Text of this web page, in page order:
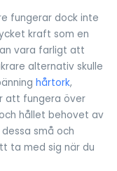
fungerar dock inte
kraft som en
vara farligt att
alternativ skulle
hårtork,
att fungera över
hållet behovet av
små och
ta med sig när du